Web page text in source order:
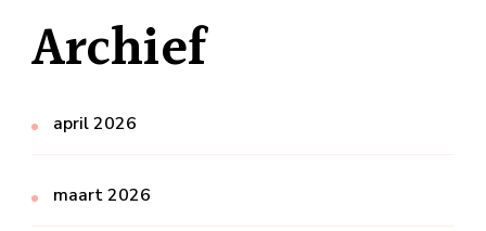
Archief
april 2026
maart 2026